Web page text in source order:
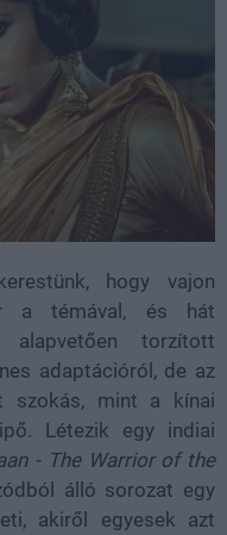
hogy vajon
a témával, és hát
alapvetően torzított
adaptációról, de az
szokás, mint a kínai
Létezik egy indiai
- The Warrior of the
álló sorozat egy
akiről egyesek azt